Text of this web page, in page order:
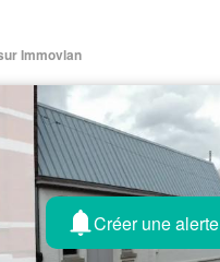
Immovlan
Créer une alerte